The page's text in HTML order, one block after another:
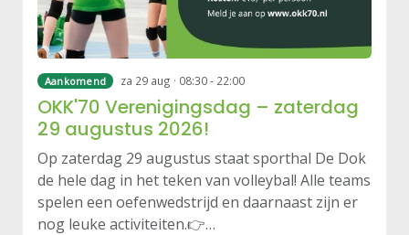
Aankomend za 29 aug · 08:30 - 22:00
OKK'70 Verenigingsdag – zaterdag
29 augustus 2026!
Op zaterdag 29 augustus staat sporthal De Dok
de hele dag in het teken van volleybal! Alle teams
spelen een oefenwedstrijd en daarnaast zijn er
nog leuke activiteiten.👉…